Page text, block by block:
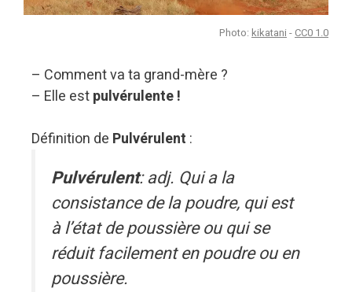
Photo: kikatani - CC0 1.0
– Comment va ta grand-mère ?
– Elle estpulvérulente !
Définition de Pulvérulent :
Pulvérulent: adj. Qui a la
consistance de la poudre, qui est
à l’état de poussière ou qui se
réduit facilement en poudre ou en
poussière.